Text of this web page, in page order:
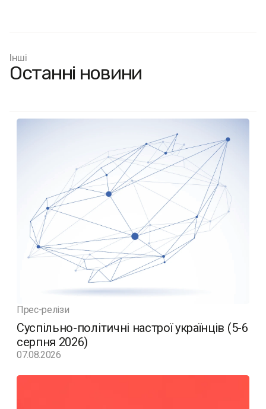
Інші
Останні новини
Прес-релізи
Суспільно-політичні настрої українців (5-6
серпня 2026)
07.08.2026